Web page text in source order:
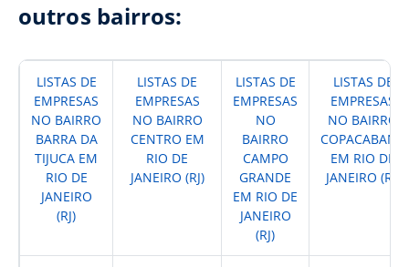
outros bairros:
LISTAS DE
EMPRESAS
NO BAIRRO
BARRA DA
TIJUCA EM
RIO DE
JANEIRO
(RJ)
LISTAS DE
EMPRESAS
NO BAIRRO
CENTRO EM
RIO DE
JANEIRO (RJ)
LISTAS DE
EMPRESAS
NO
BAIRRO
CAMPO
GRANDE
EM RIO DE
JANEIRO
(RJ)
LISTAS DE
EMPRESAS
NO BAIRRO
COPACABANA
EM RIO DE
JANEIRO (RJ)